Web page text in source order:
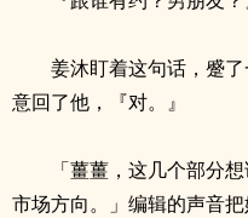
姜沐盯着这句话，蹙
意回了他，『对。』
「薑薑，这几个部分
市场方向。」编辑的声音把